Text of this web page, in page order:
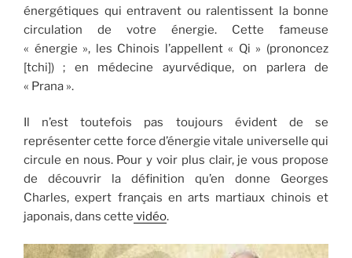
énergétiques qui entravent ou ralentissent la bonne
circulation de votre énergie. Cette fameuse
« énergie », les Chinois l’appellent « Qi » (prononcez
[tchi]) ; en médecine ayurvédique, on parlera de
« Prana ».
Il n’est toutefois pas toujours évident de se
représenter cette force d’énergie vitale universelle qui
circule en nous. Pour y voir plus clair, je vous propose
de découvrir la définition qu’en donne Georges
Charles, expert français en arts martiaux chinois et
japonais, dans cette vidéo.